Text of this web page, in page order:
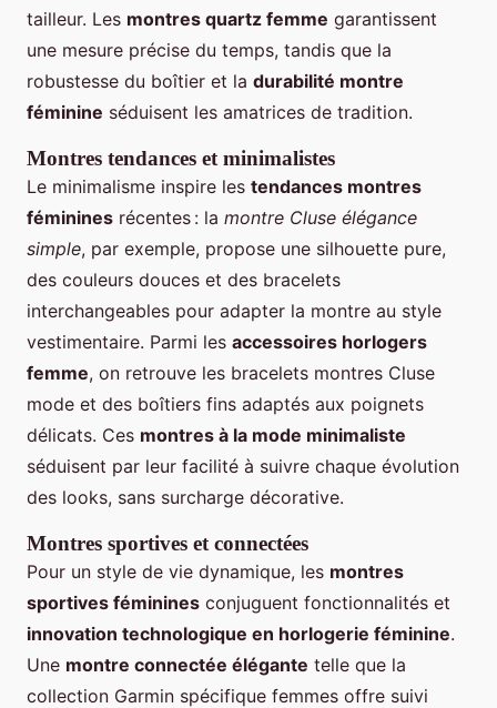
tailleur. Les montres quartz femme garantissent
une mesure précise du temps, tandis que la
robustesse du boîtier et la durabilité montre
féminine séduisent les amatrices de tradition.
Montres tendances et minimalistes
Le minimalisme inspire les tendances montres
féminines récentes : la montre Cluse élégance
simple, par exemple, propose une silhouette pure,
des couleurs douces et des bracelets
interchangeables pour adapter la montre au style
vestimentaire. Parmi les accessoires horlogers
femme, on retrouve les bracelets montres Cluse
mode et des boîtiers fins adaptés aux poignets
délicats. Ces montres à la mode minimaliste
séduisent par leur facilité à suivre chaque évolution
des looks, sans surcharge décorative.
Montres sportives et connectées
Pour un style de vie dynamique, les montres
sportives féminines conjuguent fonctionnalités et
innovation technologique en horlogerie féminine.
Une montre connectée élégante telle que la
collection Garmin spécifique femmes offre suivi